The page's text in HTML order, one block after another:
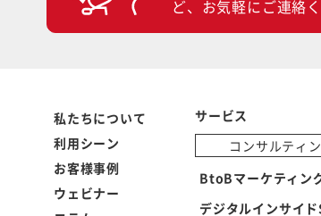
ど、お気軽にご連絡く
私たちについて
利用シーン
お客様事例
ウェビナー
サービス
コンサルティ
BtoBマーケティン
デジタルインサイド